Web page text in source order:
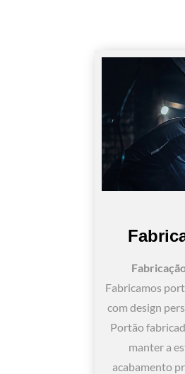
Fabricamos
com design
Portão
manter a
acabamento